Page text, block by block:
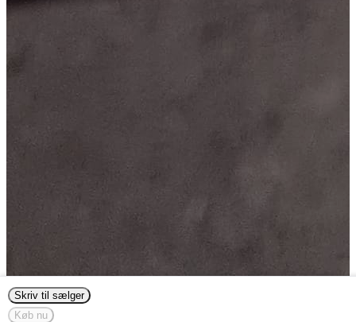
Skriv til sælger
Køb nu